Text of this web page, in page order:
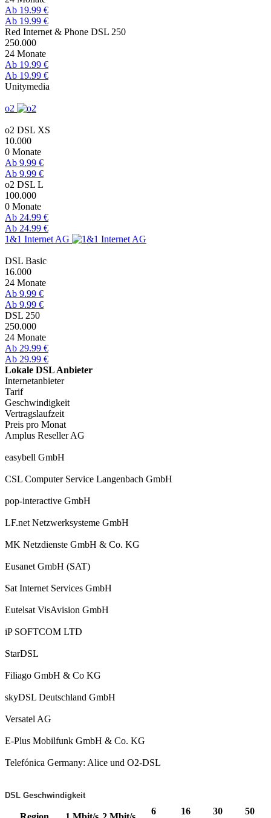
Ab 19.99 €
Ab 19.99 €
Red Internet & Phone DSL 250
250.000
24 Monate
Ab 19.99 €
Ab 19.99 €
Unitymedia
o2
o2 DSL XS
10.000
0 Monate
Ab 9.99 €
Ab 9.99 €
o2 DSL L
100.000
0 Monate
Ab 24.99 €
Ab 24.99 €
1&1 Internet AG
DSL Basic
16.000
24 Monate
Ab 9.99 €
Ab 9.99 €
DSL 250
250.000
24 Monate
Ab 29.99 €
Ab 29.99 €
Lokale DSL Anbieter
Internetanbieter
Tarif
Geschwindigkeit
Vertragslaufzeit
Preis pro Monat
Amplus Reseller AG
easybell GmbH
CSL Computer Service Langenbach GmbH
pop-interactive GmbH
LF.net Netzwerksysteme GmbH
MK Netzdienste GmbH & Co. KG
Eusanet GmbH (SAT)
Sat Internet Services GmbH
Eutelsat VisAvision GmbH
iP SOFTCOM LTD
StarDSL
Filiago GmbH & Co KG
skyDSL Deutschland GmbH
Versatel AG
E-Plus Mobilfunk GmbH & Co. KG
Telefónica Germany: Alice und O2-DSL
DSL Geschwindigkeit
6
16
30
50